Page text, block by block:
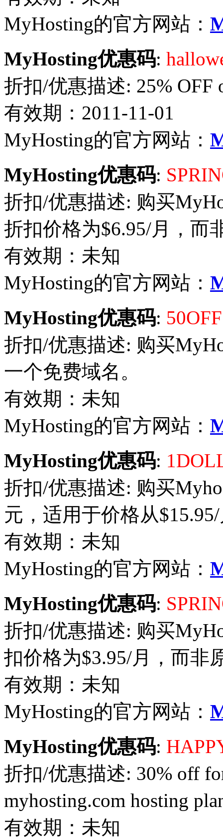
MyHosting的官方网站：
MyHosting优惠码:
折扣/优惠描述: 25% OFF
有效期：2011-11-01
MyHosting的官方网站：
MyHosting优惠码:
折扣/优惠描述: 购买
折扣价格为$6.95/月，而
有效期：未知
MyHosting的官方网站：
MyHosting优惠码:
折扣/优惠描述: 购买
一个免费域名。
有效期：未知
MyHosting的官方网站：
MyHosting优惠码:
折扣/优惠描述: 购买
元，适用于价格从
有效期：未知
MyHosting的官方网站：
MyHosting优惠码:
折扣/优惠描述: 购买
扣价格为$3.95/月，而非
有效期：未知
MyHosting的官方网站：
MyHosting优惠码:
折扣/优惠描述: 30% off
myhosting.com hosting
有效期：未知